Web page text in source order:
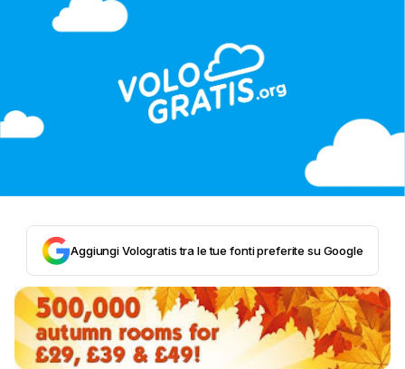
Aggiungi Vologratis tra le tue fonti preferite su Google